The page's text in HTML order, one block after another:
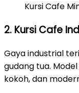
Kursi Cafe
2. Kursi Cafe
Gaya industrial
gudang tua.
kokoh, dan